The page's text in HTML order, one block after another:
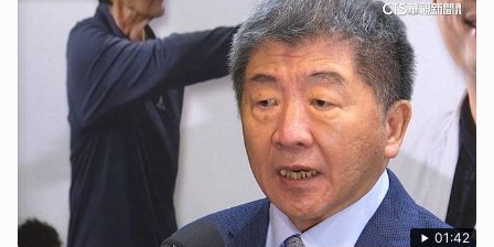
01:42